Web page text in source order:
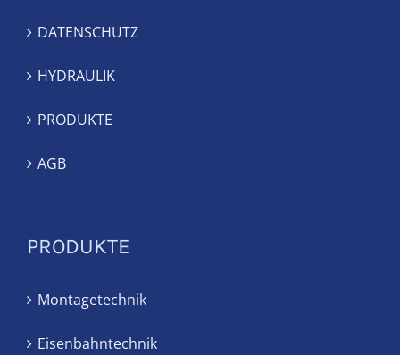
DATENSCHUTZ
HYDRAULIK
PRODUKTE
AGB
PRODUKTE
Montagetechnik
Eisenbahntechnik